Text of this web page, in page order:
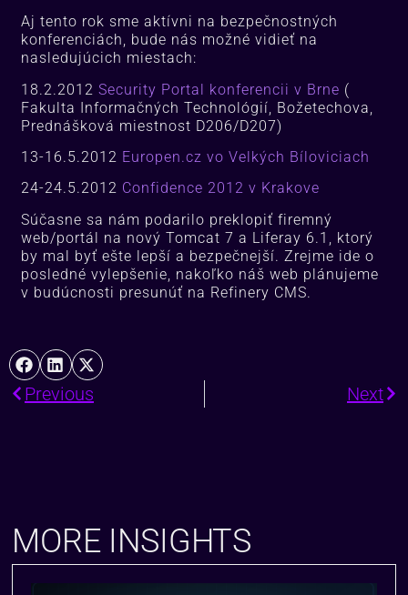
Aj tento rok sme aktívni na bezpečnostných
konferenciách, bude nás možné vidieť na
nasledujúcich miestach:
18.2.2012Security Portal konferencii v Brne (
Fakulta Informačných Technológií, Božetechova,
Prednášková miestnost D206/D207)
13-16.5.2012 Europen.cz vo Velkých Bíloviciach
24-24.5.2012 Confidence 2012 v Krakove
Súčasne sa nám podarilo preklopiť firemný
web/portál na nový Tomcat 7 a Liferay 6.1, ktorý
by mal byť ešte lepší a bezpečnejší. Zrejme ide o
posledné vylepšenie, nakoľko náš web plánujeme
v budúcnosti presunúť na Refinery CMS.
Previous Next
MORE INSIGHTS